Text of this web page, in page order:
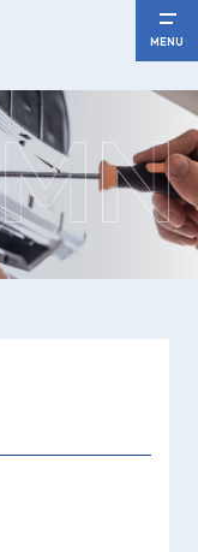
MENU